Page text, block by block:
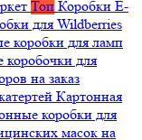
Топ Коробки E-
для Wildberries
коробки для ламп
для
на заказ
Картонная
коробки для
масок на